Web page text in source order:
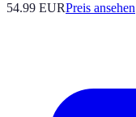
54.99 EURPreis ansehen